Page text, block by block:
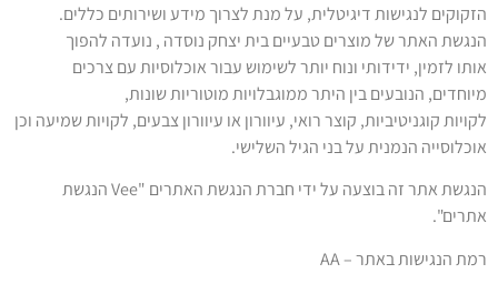
הזקוקים לנגישות דיגיטלית, על מנת לצרוך מידע ושירותים כללים.
הנגשת האתר שלמוצרים טבעיים בית יצחק נוסדה , נועדה להפוך
אותו לזמין, ידידותי ונוח יותר לשימוש עבור אוכלוסיות עם צרכים
מיוחדים, הנובעים בין היתר ממוגבלויות מוטוריות שונות,
לקויות קוגניטיביות, קוצר רואי, עיוורון או עיוורון צבעים, לקויות שמיעה וכן
אוכלוסייה הנמנית על בני הגיל השלישי.
הנגשת אתר זה בוצעה על ידי חברת הנגשת האתרים "Veeהנגשת
אתרים".
רמת הנגישות באתר –AA